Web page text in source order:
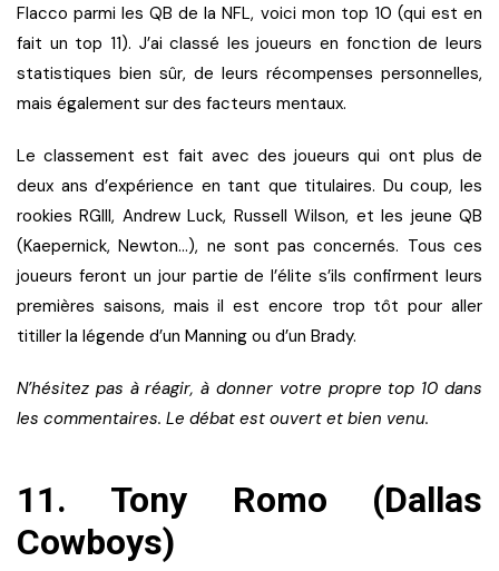
Flacco parmi les QB de la NFL, voici mon top 10 (qui est en
fait un top 11). J’ai classé les joueurs en fonction de leurs
statistiques bien sûr, de leurs récompenses personnelles,
mais également sur des facteurs mentaux.
Le classement est fait avec des joueurs qui ont plus de
deux ans d’expérience en tant que titulaires. Du coup, les
rookies RGIII, Andrew Luck, Russell Wilson, et les jeune QB
(Kaepernick, Newton…), ne sont pas concernés. Tous ces
joueurs feront un jour partie de l’élite s’ils confirment leurs
premières saisons, mais il est encore trop tôt pour aller
titiller la légende d’un Manning ou d’un Brady.
N’hésitez pas à réagir, à donner votre propre top 10 dans
les commentaires. Le débat est ouvert et bien venu.
11. Tony Romo (Dallas
Cowboys)